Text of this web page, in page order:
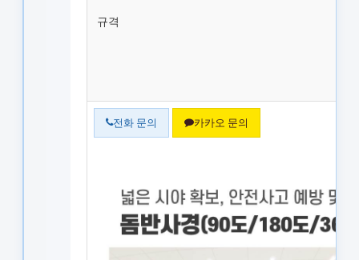
규격
전화 문의 카카오 문의